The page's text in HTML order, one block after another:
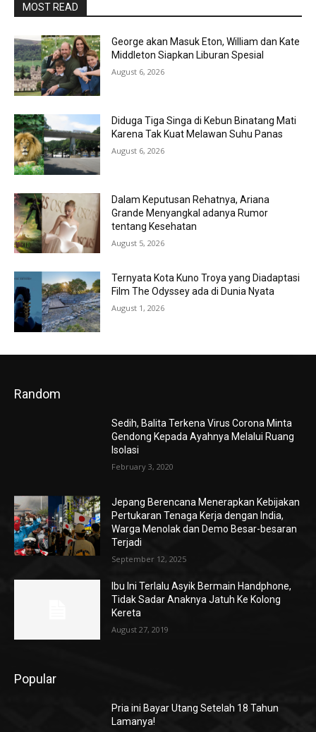
MOST READ
George akan Masuk Eton, William dan Kate
Middleton Siapkan Liburan Spesial
August 6, 2026
Diduga Tiga Singa di Kebun Binatang Mati
Karena Tak Kuat Melawan Suhu Panas
August 6, 2026
Dalam Keputusan Rehatnya, Ariana
Grande Menyangkal adanya Rumor
tentang Kesehatan
August 5, 2026
Ternyata Kota Kuno Troya yang Diadaptasi
Film The Odyssey ada di Dunia Nyata
August 1, 2026
Random
Sedih, Balita Terkena Virus Corona Minta
Gendong Kepada Ayahnya Melalui Ruang
Isolasi
February 3, 2020
Jepang Berencana Menerapkan Kebijakan
Pertukaran Tenaga Kerja dengan India,
Warga Menolak dan Demo Besar-besaran
Terjadi
September 12, 2025
Ibu Ini Terlalu Asyik Bermain Handphone,
Tidak Sadar Anaknya Jatuh Ke Kolong
Kereta
August 27, 2019
Popular
Pria ini Bayar Utang Setelah 18 Tahun
Lamanya!